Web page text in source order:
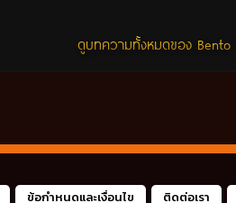
ดูบทความทั้งหมดของ Bento
ข้อกำหนดและเงื่อนไข ติดต่อเรา